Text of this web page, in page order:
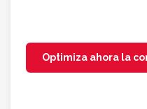
Optimiza ahora la